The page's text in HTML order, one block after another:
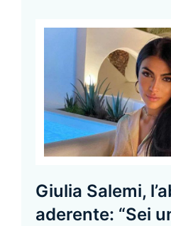
Giulia Salemi,
aderente: “Sei